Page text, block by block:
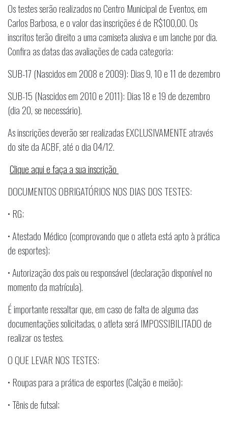
Os testes serão realizados no Centro Municipal de Eventos, em
Carlos Barbosa, e o valor das inscrições é de R$100,00. Os
inscritos terão direito a uma camiseta alusiva e um lanche por dia.
Confira as datas das avaliações de cada categoria:
SUB-17 (Nascidos em 2008 e 2009): Dias 9, 10 e 11 de dezembro
SUB-15 (Nascidos em 2010 e 2011): Dias 18 e 19 de dezembro
(dia 20, se necessário).
As inscrições deverão ser realizadas EXCLUSIVAMENTE através
do site da ACBF, até o dia 04/12.
Clique aqui e faça a sua inscrição
DOCUMENTOS OBRIGATÓRIOS NOS DIAS DOS TESTES:
• RG;
• Atestado Médico (comprovando que o atleta está apto à prática
de esportes);
• Autorização dos pais ou responsável (declaração disponível no
momento da matrícula).
É importante ressaltar que, em caso de falta de alguma das
documentações solicitadas, o atleta será IMPOSSIBILITADO de
realizar os testes.
O QUE LEVAR NOS TESTES:
• Roupas para a prática de esportes (Calção e meião);
• Tênis de futsal;